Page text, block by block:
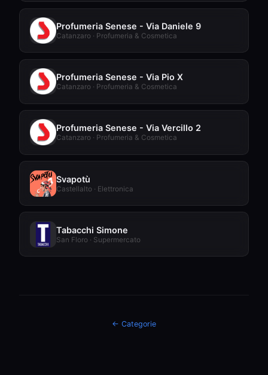
Profumeria Senese - Via Daniele 9
Catanzaro · Profumeria & Cosmetica
Profumeria Senese - Via Pio X
Catanzaro · Profumeria & Cosmetica
Profumeria Senese - Via Vercillo 2
Catanzaro · Profumeria & Cosmetica
Svapotù
Castellalto · Elettronica
Tabacchi Simone
San Floro · Supermercato
← Categorie